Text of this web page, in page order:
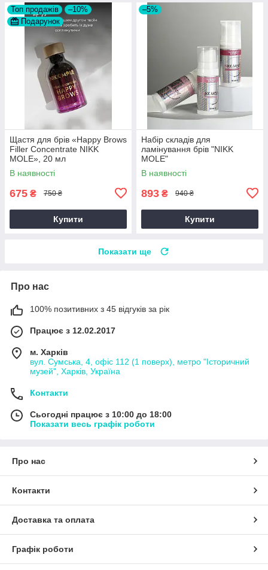
Топ продажів
–10%
Подарунок
Щастя для брів «Happy Brows
Filler Concentrate NIKK
MOLE», 20 мл
В наявності
675 ₴ 750 ₴
Купити
–5%
Набір складів для
ламінування брів "NIKK
MOLE"
В наявності
893 ₴ 940 ₴
Купити
Показати ще
Про нас
100% позитивних з 45 відгуків за рік
Працює з 12.02.2017
м. Харків
вул. Сумська, 4, офіс 112 (1 поверх), метро "Історичний
музей", Харків, Україна
Контакти
Сьогодні працює з 10:00 до 18:00
Показати весь графік роботи
Про нас
Контакти
Доставка та оплата
Графік роботи